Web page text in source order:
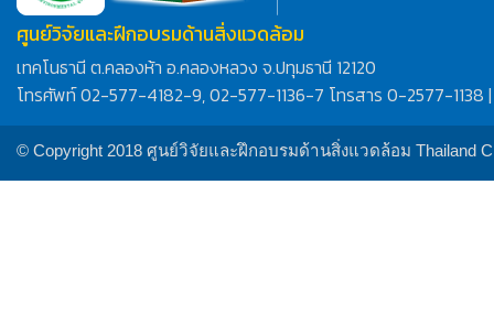
ศูนย์วิจัยและฝึกอบรมด้านสิ่งแวดล้อม
เทคโนธานี ต.คลองห้า อ.คลองหลวง จ.ปทุมธานี 12120
โทรศัพท์ 02-577-4182-9, 02-577-1136-7 โทรสาร 0-2577-1138
© Copyright 2018 ศูนย์วิจัยและฝึกอบรมด้านสิ่งแวดล้อม Thailand